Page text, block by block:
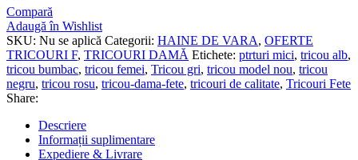
Compară
Adaugă în Wishlist
SKU: Nu se aplică Categorii: HAINE DE VARA, OFERTE
TRICOURI F, TRICOURI DAMĂ Etichete: ptrturi mici, tricou alb,
tricou bumbac, tricou femei, Tricou gri, tricou model nou, tricou
negru, tricou rosu, tricou-dama-fete, tricouri de calitate, Tricouri Fete
Share:
Descriere
Informații suplimentare
Expediere & Livrare